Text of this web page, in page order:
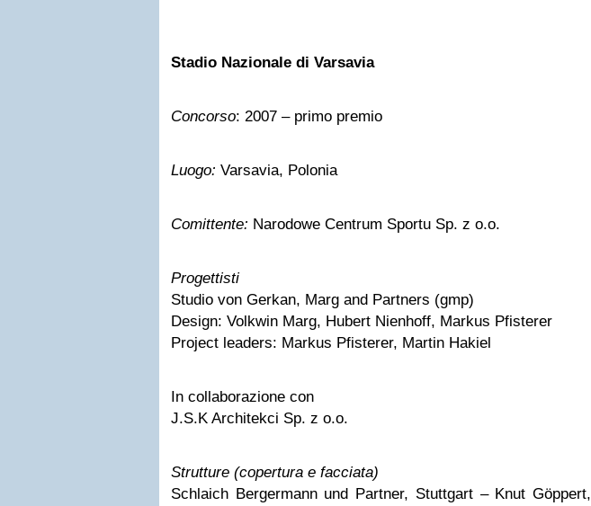
Stadio Nazionale di Varsavia
Concorso: 2007 – primo premio
Luogo: Varsavia, Polonia
Comittente: Narodowe Centrum Sportu Sp. z o.o.
Progettisti
Studio von Gerkan, Marg and Partners (gmp)
Design: Volkwin Marg, Hubert Nienhoff, Markus Pfisterer
Project leaders: Markus Pfisterer, Martin Hakiel
In collaborazione con
J.S.K Architekci Sp. z o.o.
Strutture (copertura e facciata)
Schlaich Bergermann und Partner, Stuttgart – Knut Göppert,